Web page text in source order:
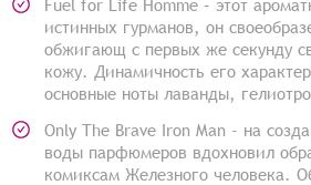
Fuel for Life Homme – этот
истинных гурманов, он
обжигающ с первых же секунду
кожу. Динамичность его
основные ноты лаванды,
Only The Brave Iron Man - на
воды парфюмеров вдохновил
комиксам Железного человека.